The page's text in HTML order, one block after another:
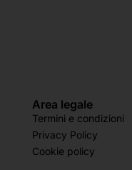
Area legale
Termini e condizioni
Privacy Policy
Cookie policy